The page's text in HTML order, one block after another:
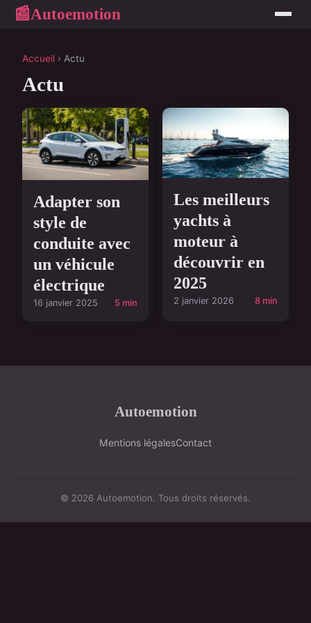
📰Autoemotion
Accueil › Actu
Actu
Adapter son
style de
conduite avec
un véhicule
électrique
16 janvier 2025 5 min
Les meilleurs
yachts à
moteur à
découvrir en
2025
2 janvier 2026 8 min
Autoemotion
Mentions légalesContact
© 2026 Autoemotion. Tous droits réservés.